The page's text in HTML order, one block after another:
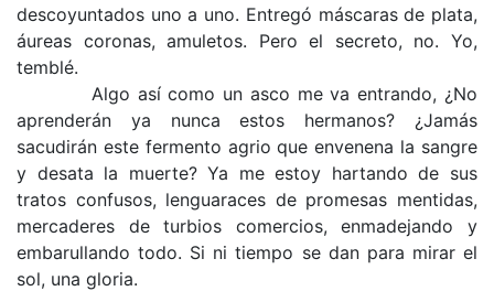
descoyuntados uno a uno. Entregó máscaras de plata,
áureas coronas, amuletos. Pero el secreto, no. Yo,
temblé.
Algo así como un asco me va entrando, ¿No
aprenderán ya nunca estos hermanos? ¿Jamás
sacudirán este fermento agrio que envenena la sangre
y desata la muerte? Ya me estoy hartando de sus
tratos confusos, lenguaraces de promesas mentidas,
mercaderes de turbios comercios, enmadejando y
embarullando todo. Si ni tiempo se dan para mirar el
sol, una gloria.